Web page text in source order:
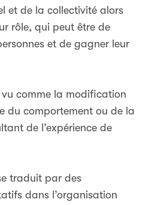
et de la collectivité alors
rôle, qui peut être de
et de gagner leur
vu comme la modification
du comportement ou de la
de l’expérience de
traduit par des
dans l’organisation